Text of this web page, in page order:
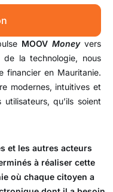
MOOV Moneyvers
de la technologie, nous
financier en Mauritanie.
modernes, intuitives et
qu’ils soient
et les autres acteurs
à réaliser cette
où chaque citoyen a